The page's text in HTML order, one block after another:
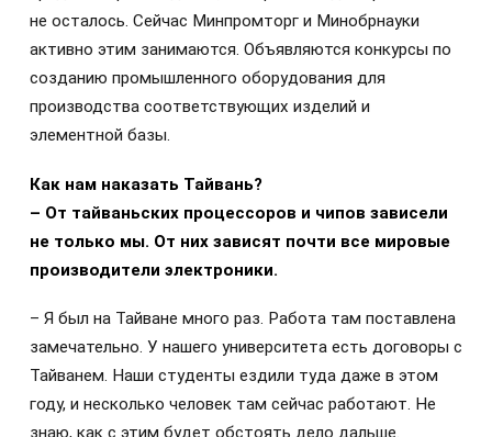
не осталось. Сейчас Минпромторг и Минобрнауки
активно этим занимаются. Объявляются конкурсы по
созданию промышленного оборудования для
производства соответствующих изделий и
элементной базы.
Как нам наказать Тайвань?
– От тайваньских процессоров и чипов зависели
не только мы. От них зависят почти все мировые
производители электроники.
– Я был на Тайване много раз. Работа там поставлена
замечательно. У нашего университета есть договоры с
Тайванем. Наши студенты ездили туда даже в этом
году, и несколько человек там сейчас работают. Не
знаю, как с этим будет обстоять дело дальше.